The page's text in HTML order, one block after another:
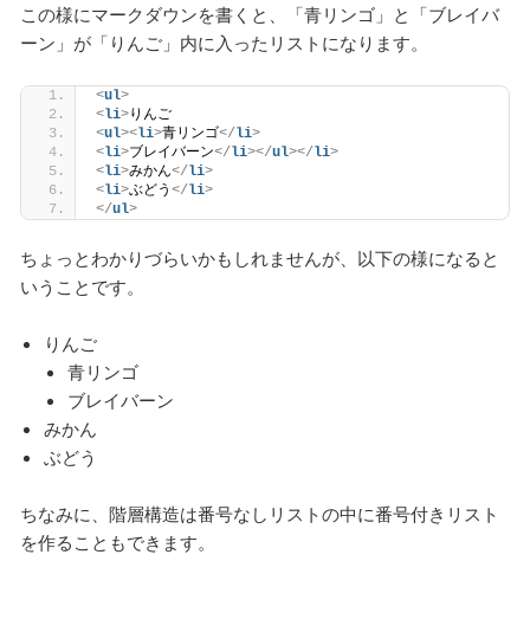
この様にマークダウンを書くと、「青リンゴ」と「ブレイバ
ーン」が「りんご」内に入ったリストになります。
<ul>
<li>りんご
<ul><li>青リンゴ</li>
<li>ブレイバーン</li></ul></li>
<li>みかん</li>
<li>ぶどう </li>
</ul>
ちょっとわかりづらいかもしれませんが、以下の様になると
いうことです。
りんご
青リンゴ
ブレイバーン
みかん
ぶどう
ちなみに、階層構造は番号なしリストの中に番号付きリスト
を作ることもできます。